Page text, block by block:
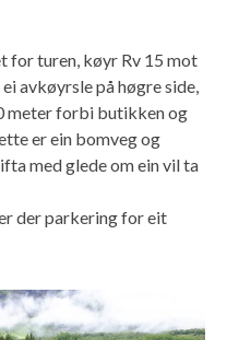
for turen, køyr Rv 15 mot
avkøyrsle på høgre side,
meter forbi butikken og
er ein bomveg og
med glede om ein vil ta
der parkering for eit